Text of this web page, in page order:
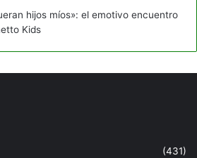
hijos míos»: el emotivo encuentro
Kids
(431)